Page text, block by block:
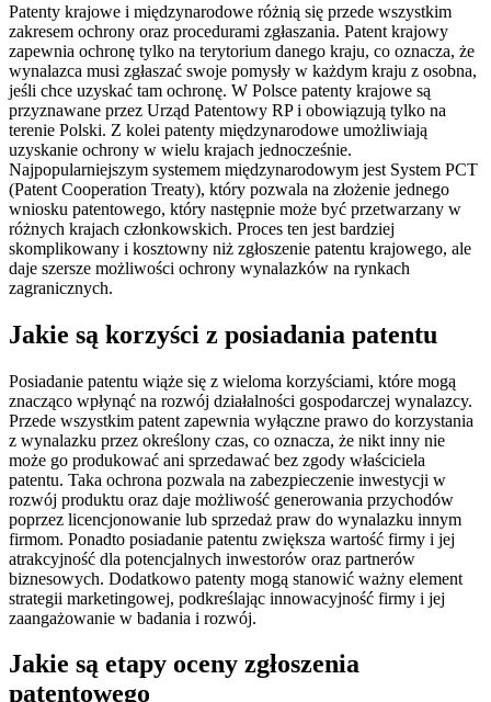
Patenty krajowe i międzynarodowe różnią się przede wszystkim
zakresem ochrony oraz procedurami zgłaszania. Patent krajowy
zapewnia ochronę tylko na terytorium danego kraju, co oznacza, że
wynalazca musi zgłaszać swoje pomysły w każdym kraju z osobna,
jeśli chce uzyskać tam ochronę. W Polsce patenty krajowe są
przyznawane przez Urząd Patentowy RP i obowiązują tylko na
terenie Polski. Z kolei patenty międzynarodowe umożliwiają
uzyskanie ochrony w wielu krajach jednocześnie.
Najpopularniejszym systemem międzynarodowym jest System PCT
(Patent Cooperation Treaty), który pozwala na złożenie jednego
wniosku patentowego, który następnie może być przetwarzany w
różnych krajach członkowskich. Proces ten jest bardziej
skomplikowany i kosztowny niż zgłoszenie patentu krajowego, ale
daje szersze możliwości ochrony wynalazków na rynkach
zagranicznych.
Jakie są korzyści z posiadania patentu
Posiadanie patentu wiąże się z wieloma korzyściami, które mogą
znacząco wpłynąć na rozwój działalności gospodarczej wynalazcy.
Przede wszystkim patent zapewnia wyłączne prawo do korzystania
z wynalazku przez określony czas, co oznacza, że nikt inny nie
może go produkować ani sprzedawać bez zgody właściciela
patentu. Taka ochrona pozwala na zabezpieczenie inwestycji w
rozwój produktu oraz daje możliwość generowania przychodów
poprzez licencjonowanie lub sprzedaż praw do wynalazku innym
firmom. Ponadto posiadanie patentu zwiększa wartość firmy i jej
atrakcyjność dla potencjalnych inwestorów oraz partnerów
biznesowych. Dodatkowo patenty mogą stanowić ważny element
strategii marketingowej, podkreślając innowacyjność firmy i jej
zaangażowanie w badania i rozwój.
Jakie są etapy oceny zgłoszenia
patentowego